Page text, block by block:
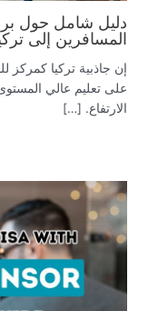
دليل شامل حول
المسافرين إلى
إن جاذبية تركيا كمركز
على تعليم عالي
الارتفاع. […]